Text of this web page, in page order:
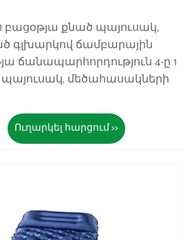
բացօթյա քնած պայուսակ,
գլխարկով ճամբարային
ճանապարհորդություն 4-ը 1
պայուսակ, մեծահասակների
Ուղարկել հարցում >>